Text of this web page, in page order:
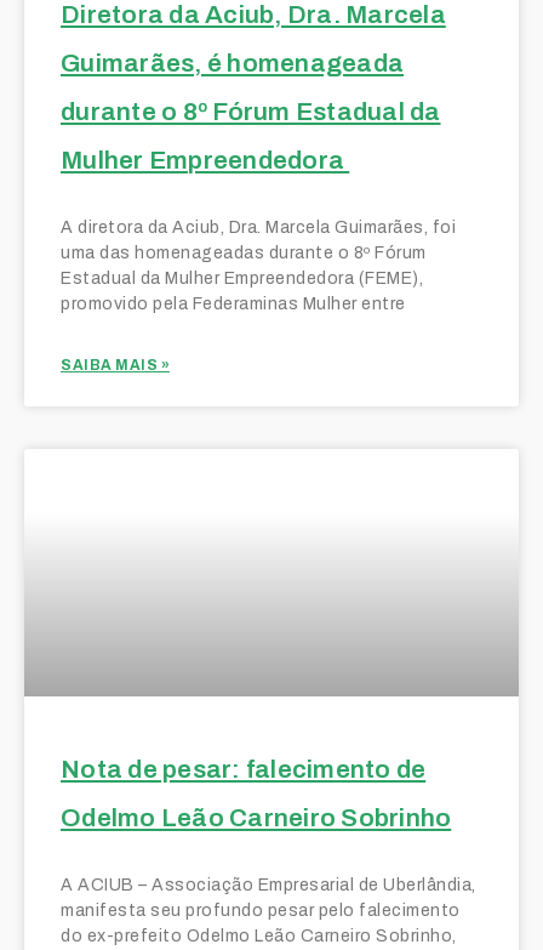
Diretora da Aciub, Dra. Marcela
Guimarães, é homenageada
durante o 8º Fórum Estadual da
Mulher Empreendedora
A diretora da Aciub, Dra. Marcela Guimarães, foi
uma das homenageadas durante o 8º Fórum
Estadual da Mulher Empreendedora (FEME),
promovido pela Federaminas Mulher entre
SAIBA MAIS »
Nota de pesar: falecimento de
Odelmo Leão Carneiro Sobrinho
A ACIUB – Associação Empresarial de Uberlândia,
manifesta seu profundo pesar pelo falecimento
do ex-prefeito Odelmo Leão Carneiro Sobrinho,